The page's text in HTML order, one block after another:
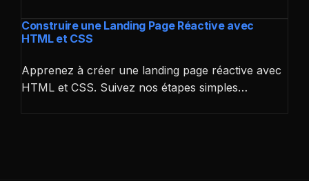
Construire une Landing Page Réactive avec
HTML et CSS
Apprenez à créer une landing page réactive avec
HTML et CSS. Suivez nos étapes simples…